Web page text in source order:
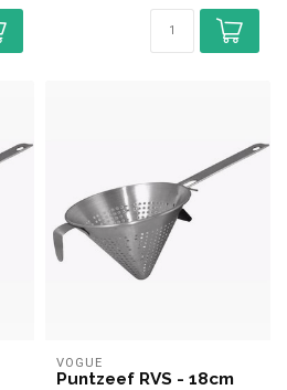
VOGUE
Puntzeef RVS - 18cm